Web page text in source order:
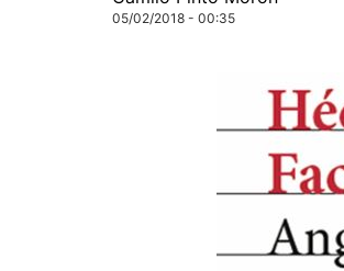
05/02/2018 - 00:35